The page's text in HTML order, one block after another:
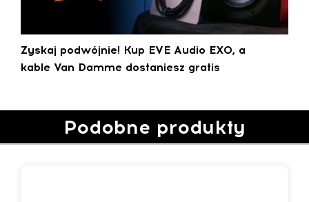
Zyskaj podwójnie! Kup EVE Audio EXO, a
kable Van Damme dostaniesz gratis
Podobne produkty